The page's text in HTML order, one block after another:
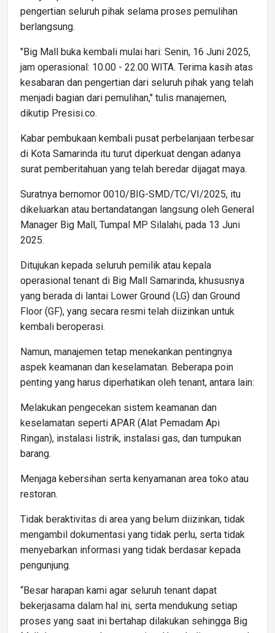
pengertian seluruh pihak selama proses pemulihan
berlangsung.
"Big Mall buka kembali mulai hari: Senin, 16 Juni 2025,
jam operasional: 10.00 - 22.00 WITA. Terima kasih atas
kesabaran dan pengertian dari seluruh pihak yang telah
menjadi bagian dari pemulihan," tulis manajemen,
dikutip Presisi.co.
Kabar pembukaan kembali pusat perbelanjaan terbesar
di Kota Samarinda itu turut diperkuat dengan adanya
surat pemberitahuan yang telah beredar dijagat maya.
Suratnya bernomor 0010/BIG-SMD/TC/VI/2025, itu
dikeluarkan atau bertandatangan langsung oleh General
Manager Big Mall, Tumpal MP Silalahi, pada 13 Juni
2025.
Ditujukan kepada seluruh pemilik atau kepala
operasional tenant di Big Mall Samarinda, khususnya
yang berada di lantai Lower Ground (LG) dan Ground
Floor (GF), yang secara resmi telah diizinkan untuk
kembali beroperasi.
Namun, manajemen tetap menekankan pentingnya
aspek keamanan dan keselamatan. Beberapa poin
penting yang harus diperhatikan oleh tenant, antara lain:
Melakukan pengecekan sistem keamanan dan
keselamatan seperti APAR (Alat Pemadam Api
Ringan), instalasi listrik, instalasi gas, dan tumpukan
barang.
Menjaga kebersihan serta kenyamanan area toko atau
restoran.
Tidak beraktivitas di area yang belum diizinkan, tidak
mengambil dokumentasi yang tidak perlu, serta tidak
menyebarkan informasi yang tidak berdasar kepada
pengunjung.
“Besar harapan kami agar seluruh tenant dapat
bekerjasama dalam hal ini, serta mendukung setiap
proses yang saat ini bertahap dilakukan sehingga Big